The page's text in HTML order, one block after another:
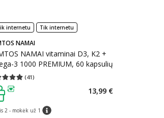
:
internetu Tik internetu
NAMAI
NAMAI vitaminai D3, K2 +
3 1000 PREMIUM, 60 kapsulių
(41)
įvertinimas 4.85
2 - mokėk už 1 patarimas
13,99 €